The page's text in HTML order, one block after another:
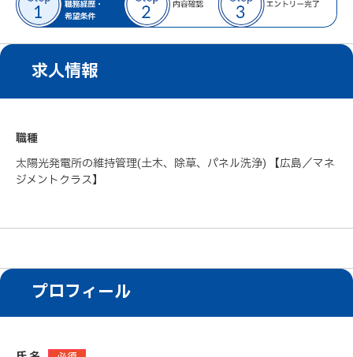
求人情報
職種
太陽光発電所の維持管理(土木、除草、パネル洗浄) 【広島／マネ
ジメントクラス】
プロフィール